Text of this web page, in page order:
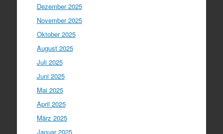
Dezember 2025
November 2025
Oktober 2025
August 2025
Juli 2025
Juni 2025
Mai 2025
April 2025
März 2025
Januar 2025